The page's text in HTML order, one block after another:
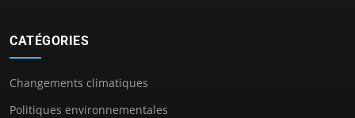
CATÉGORIES
Changements climatiques
Politiques environnementales